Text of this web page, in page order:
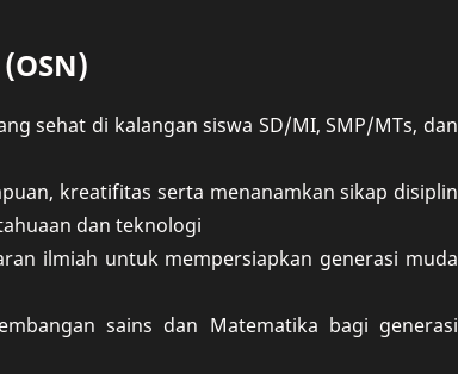
sehat di kalangan siswa SD/MI, SMP/MTs, dan
kreatifitas serta menanamkan sikap disiplin
dan teknologi
ilmiah untuk mempersiapkan generasi muda
sains dan Matematika bagi generasi